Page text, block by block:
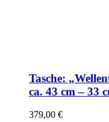
Tasche:
ca. 43 cm – 33
379,00 €